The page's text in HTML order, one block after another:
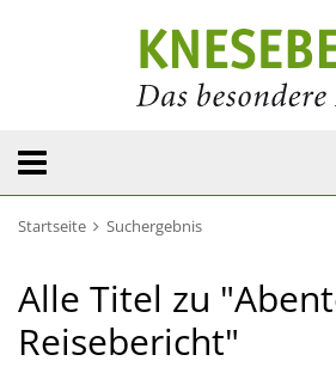
Startseite Suchergebnis
Alle Titel zu
Reisebericht"